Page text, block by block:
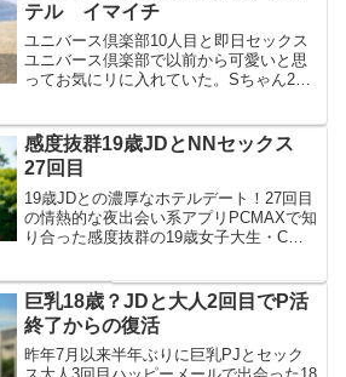
テル イマイチ
ユニバース倶楽部10人目と即日セックス
ユニバース倶楽部で以前から可愛いと思
ってお気にリに入れていた。Sちゃん20
チングアプリでいうところの「いいね」
と同じですね。なので...
感度抜群19歳JDとNNセックス
27回目
19歳JDとの濃厚なホテルデート！27回目
の情熱的な夜出会い系アプリPCMAXで知
り合った感度抜群の19歳女子大生・Cち
テルへ直行。今回は広々57㎡の豪華な部
屋で、全...
巨乳18歳？JDと大人2回目でP活
終了からの復活
昨年7月以来半年ぶりに巨乳PJとセック